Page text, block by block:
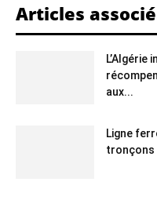
Articles
aux...
Ligne
tronçons